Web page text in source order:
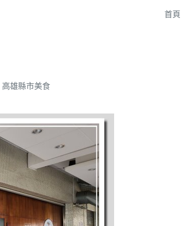
首頁
高雄縣市美食